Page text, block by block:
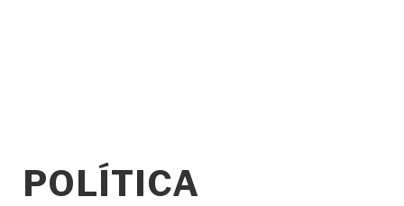
POLÍTICA